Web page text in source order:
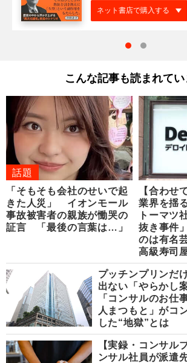
ネット書店で購入する
こんな記事も読まれて
話題
「そもそも会社のせいで起
きた人災」 イオンモール
事故被害者の親族が慟哭の
証言 「最後の言葉は…」
【合わせ
業界を揺
トーマツ
抜き事件
のは有名
高級寿司
プッチンプリンだ
出ない「やらかし
「コンサルのお
人まつもと」がコ
した“地獄”とは
【実録・コンサル
ンサル社員が派遣